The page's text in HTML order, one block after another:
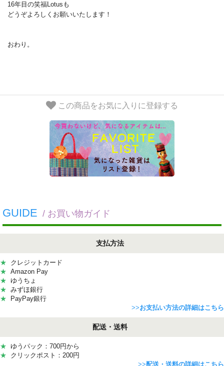
16年目の笑福Lotusも
どうぞよろしくお願いいたします！
おわり。
この商品をお気に入りに登録する
GUIDE / お買い物ガイド
支払方法
★ クレジットカード
★ Amazon Pay
★ ゆうちょ
★ みずほ銀行
★ PayPay銀行
>>お支払い方法の詳細はこちら
配送・送料
★ ゆうパック：700円から
★ クリックポスト：200円
>>配送・送料の詳細はこちら